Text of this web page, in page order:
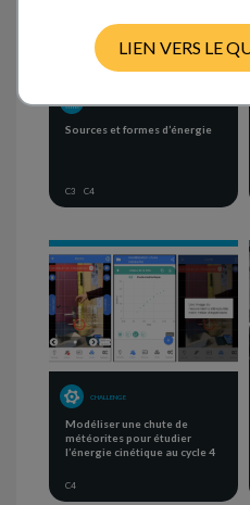
Sources et formes d’énergie
C3 C4
CHALLENGE
Modéliser une chute de
météorites pour étudier
l’énergie cinétique au cycle 4
C4
LIEN VERS LE